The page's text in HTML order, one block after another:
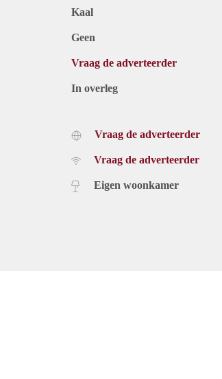
Kaal
Geen
Vraag de adverteerder
In overleg
Vraag de adverteerder
Vraag de adverteerder
Eigen woonkamer